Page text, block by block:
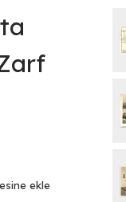
ekle